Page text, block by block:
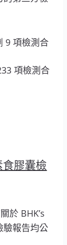
9 項檢測合
項檢測合
食膠囊檢
於 BHK’s
驗報告均公